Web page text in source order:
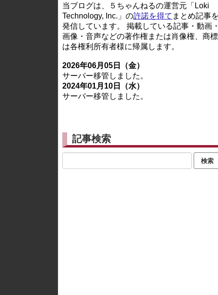
当ブログは、５ちゃんねるの運営元「Loki
Technology, Inc.」の許諾を得て まとめ記事を
発信しています。 掲載している記事・動画・
画像・音声などの著作権または肖像権、商
は各権利所有者様に帰属します。
2026年06月05日（金）
サーバー移管しました。
2024年01月10日（水）
サーバー移管しました。
記事検索